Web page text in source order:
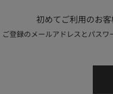
初めてご利用のお
ご登録のメールアドレスとパスワ